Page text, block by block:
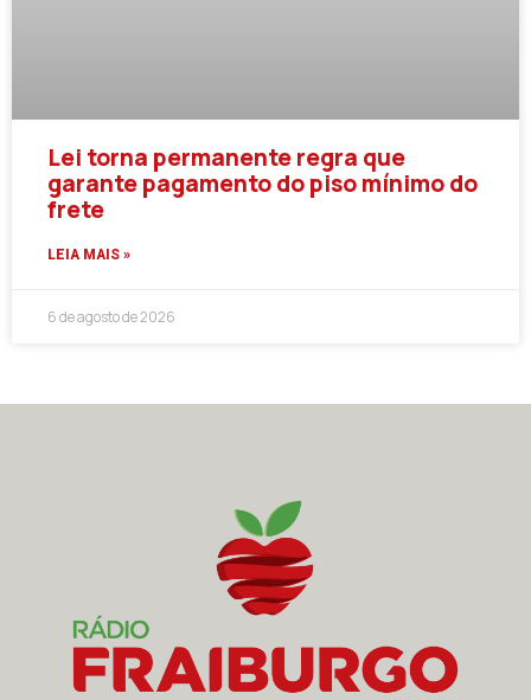
Lei torna permanente regra que
garante pagamento do piso mínimo do
frete
LEIA MAIS »
6 de agosto de 2026